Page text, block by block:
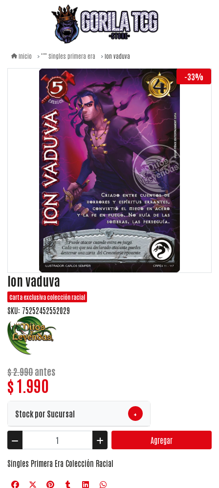
Inicio Singles primera era Ion vaduva
-33%
Ion vaduva
Carta exclusiva colección racial
SKU: 75252452552029
$ 2.990antes
$ 1.990
Stock por Sucursal +
Agregar
Singles Primera Era Colección Racial